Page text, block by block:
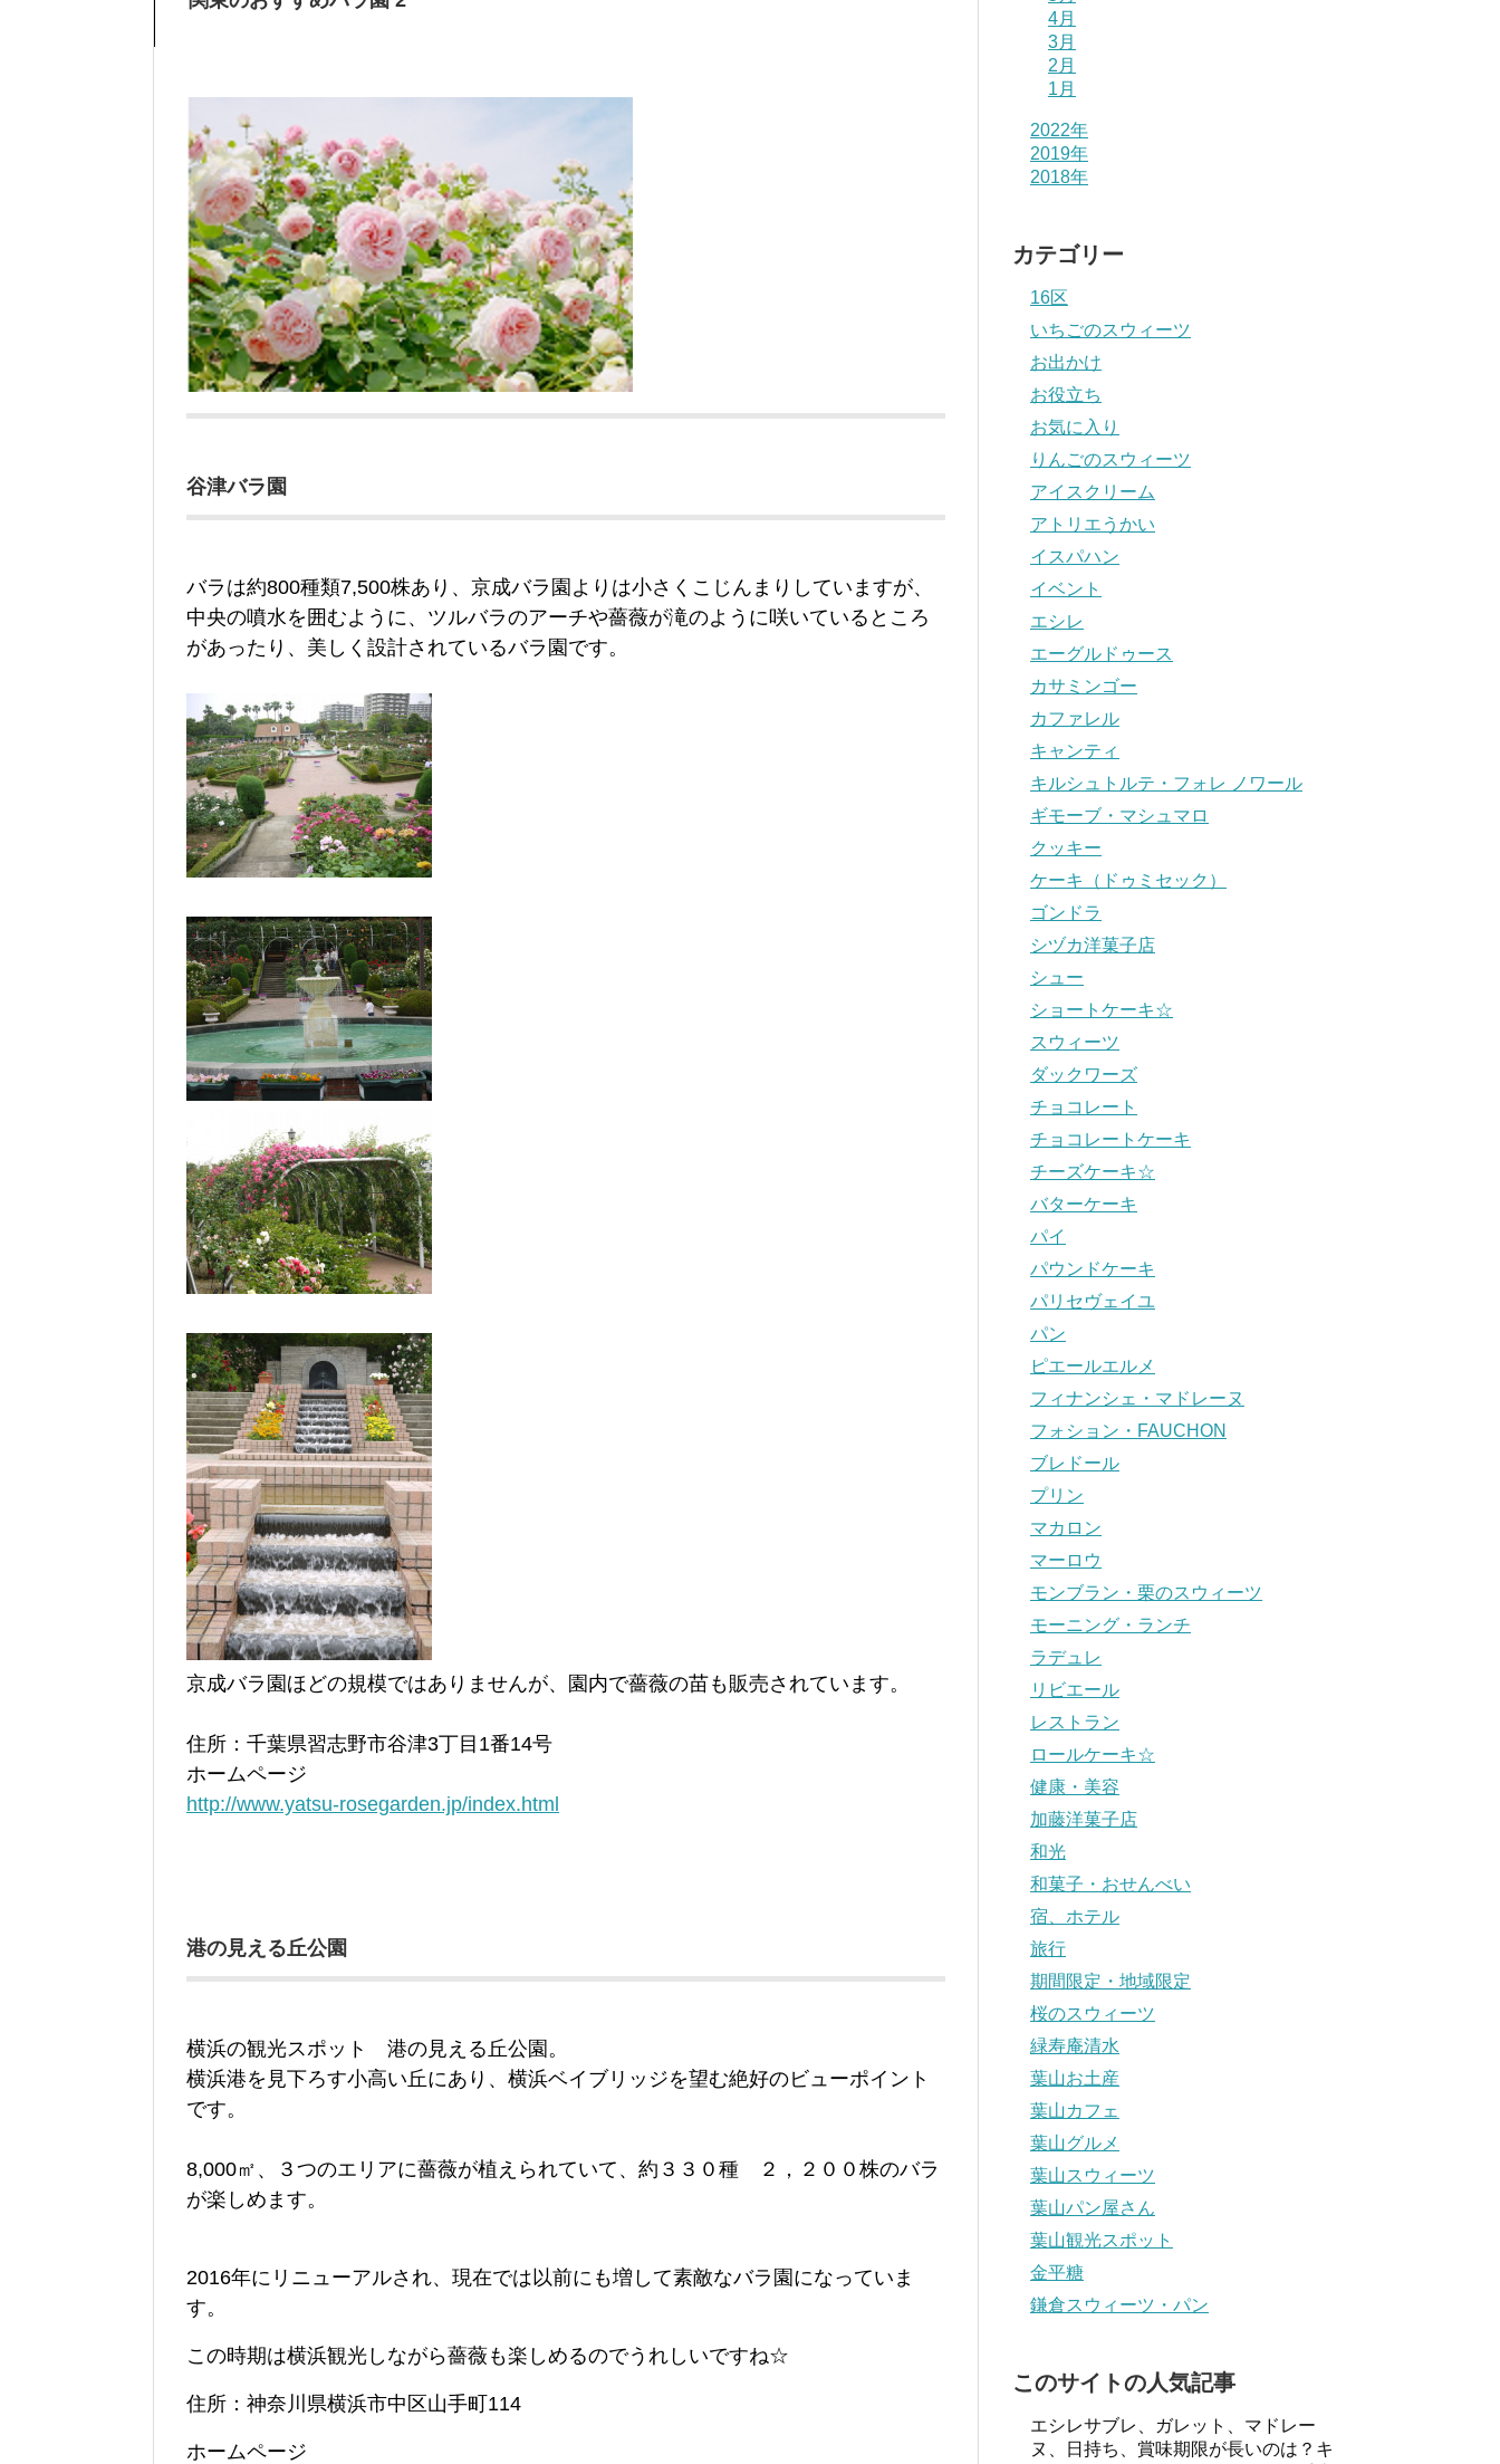
谷津バラ園
バラは約800種類7,500株あり、京成バラ園よりは小さくこじんまりしていますが、
中央の噴水を囲むように、ツルバラのアーチや薔薇が滝のように咲いているところ
があったり、美しく設計されているバラ園です。
京成バラ園ほどの規模ではありませんが、園内で薔薇の苗も販売されています。
住所：千葉県習志野市谷津3丁目1番14号
ホームページ
http://www.yatsu-rosegarden.jp/index.html
港の見える丘公園
横浜の観光スポット 港の見える丘公園。
横浜港を見下ろす小高い丘にあり、横浜ベイブリッジを望む絶好のビューポイント
です。
8,000㎡、３つのエリアに薔薇が植えられていて、約３３０種 ２，２００株のバラ
が楽しめます。
2016年にリニューアルされ、現在では以前にも増して素敵なバラ園になっていま
す。
この時期は横浜観光しながら薔薇も楽しめるのでうれしいですね☆
住所：神奈川県横浜市中区山手町114
ホームページ
4月
3月
2月
1月
2022年
2019年
2018年
カテゴリー
16区
いちごのスウィーツ
お出かけ
お役立ち
お気に入り
りんごのスウィーツ
アイスクリーム
アトリエうかい
イスパハン
イベント
エシレ
エーグルドゥース
カサミンゴー
カファレル
キャンティ
キルシュトルテ・フォレ ノワール
ギモーブ・マシュマロ
クッキー
ケーキ（ドゥミセック）
ゴンドラ
シヅカ洋菓子店
シュー
ショートケーキ☆
スウィーツ
ダックワーズ
チョコレート
チョコレートケーキ
チーズケーキ☆
バターケーキ
パイ
パウンドケーキ
パリセヴェイユ
パン
ピエールエルメ
フィナンシェ・マドレーヌ
フォション・FAUCHON
ブレドール
プリン
マカロン
マーロウ
モンブラン・栗のスウィーツ
モーニング・ランチ
ラデュレ
リビエール
レストラン
ロールケーキ☆
健康・美容
加藤洋菓子店
和光
和菓子・おせんべい
宿、ホテル
旅行
期間限定・地域限定
桜のスウィーツ
緑寿庵清水
葉山お土産
葉山カフェ
葉山グルメ
葉山スウィーツ
葉山パン屋さん
葉山観光スポット
金平糖
鎌倉スウィーツ・パン
このサイトの人気記事
エシレサブレ、ガレット、マドレー
ヌ、日持ち、賞味期限が長いのは？キ